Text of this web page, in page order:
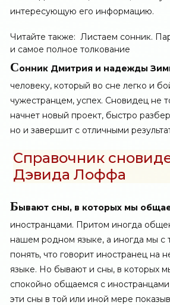
интересующую его информацию.
Читайте также: Листаем сонник.
и самое полное толкование
Сонник Дмитрия и надежды
человеку, который во сне легко и
чужестранцем, успех. Сновидец не
начнет новый проект, быстро
но и завершит с отличными
Справочник
Дэвида Лоффа
Бывают сны, в которых мы
иностранцами. Притом иногда
нашем родном языке, а иногда мы с
понять, что говорит иностранец на
языке. Но бывают и сны, в которых
спокойно общаемся с
эти сны в той или иной мере